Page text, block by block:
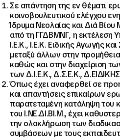
Σε απάντηση της εν θέματι
κοινοβουλευτικού ελέγχου
Ίδρυμα Νεολαίας και Διά
από τη ΓΓΔΒΜΝΓ, η εκτέλεση
Ι.Ε.Κ., Ι.Ε.Κ. Ειδικής Αγωγής
μεταξύ άλλων στην
καθώς και στην διαχείριση
των Δ.Ι.Ε.Κ., Δ.Σ.Ε.Κ.,
Όπως έχει αναφερθεί σε
και απαντήσεις επικαίρων
παρατεταμένη κατάληψη του
του Ι.ΝΕ.ΔΙ.ΒΙ.Μ., έχει
την ολοκλήρωση των
συμβάσεων με τους